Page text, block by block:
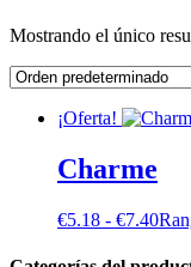
Mostrando el único
¡Oferta!
Charme
€5.18 - €7.40